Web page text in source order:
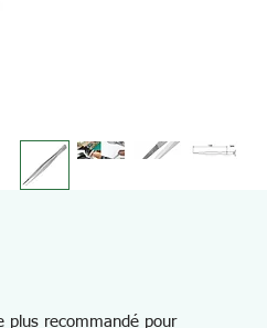
plus recommandé pour